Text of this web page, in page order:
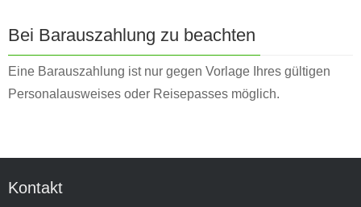
Bei Barauszahlung zu beachten
Eine Barauszahlung ist nur gegen Vorlage Ihres gültigen
Personalausweises oder Reisepasses möglich.
Kontakt